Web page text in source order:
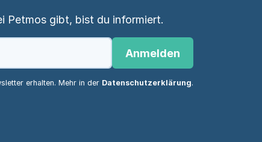
Petmos gibt, bist du informiert.
Anmelden
erhalten. Mehr in der Datenschutzerklärung.